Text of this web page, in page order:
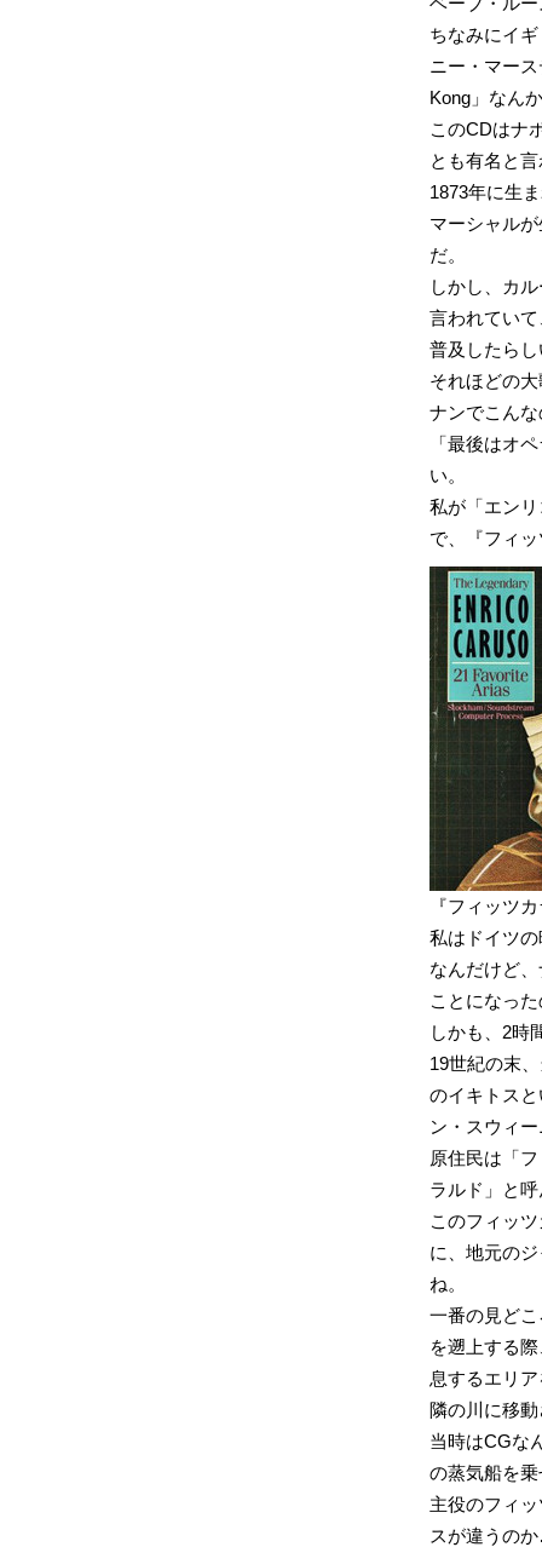
ちなみにイ
ニー・マー
Kong」なん
このCDはナ
とも有名と
1873年に生
マーシャル
だ。
しかし、カ
言われてい
普及したら
それほどの
ナンでこん
「最後はオ
い。
私が「エン
で、『フィ
『フィッツ
私はドイツ
なんだけど
ことになっ
しかも、2時
19世紀の末
のイキトス
ン・スウィ
原住民は「
ラルド」と
このフィッ
に、地元の
ね。
一番の見ど
を遡上する
息するエリ
隣の川に移
当時はCGな
の蒸気船を
主役のフィ
スが違うの